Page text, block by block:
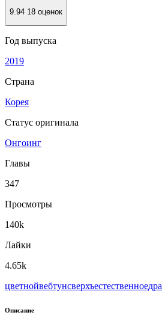
9.94 18 оценок
Год выпуска
2019
Страна
Корея
Статус оригинала
Онгоинг
Главы
347
Просмотры
140k
Лайки
4.65k
цветнойвeбтунсверхъестественное
Описание